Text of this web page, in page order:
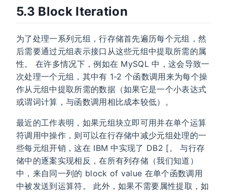
5.3 Block Iteration
为了处理一系列元组，行存储首先遍历每个元组，然
后需要通过元组表示接口从这些元组中提取所需的属
性。 在许多情况下，例如在 MySQL 中，这会导致一
次处理一个元组，其中有 1-2 个函数调用来为每个操
作从元组中提取所需的数据（如果它是一个小表达式
或谓词计算，与函数调用相比成本较低）。
最近的工作表明，如果元组块立即可用并在单个运算
符调用中操作，则可以在行存储中减少元组处理的一
些每元组开销，这在 IBM 中实现了 DB2 [。 与行存
储中的逐案实现相反，在所有列存储（我们知道）
中，来自同一列的 block of value 在单个函数调用
中被发送到运算符。 此外，如果不需要属性提取，如